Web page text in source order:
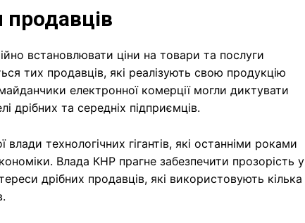
встановлювати ціни на товари та послуги
тих продавців, які реалізують свою продукцію
електронної комерції могли диктувати
дрібних та середніх підприємців.
технологічних гігантів, які останніми роками
Влада КНР прагне забезпечити прозорість у
дрібних продавців, які використовують кілька